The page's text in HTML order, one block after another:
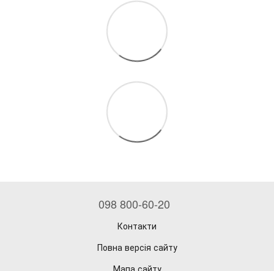
098 800-60-20
Контакти
Повна версія сайту